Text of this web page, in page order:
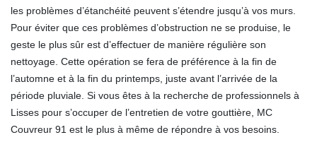
les problèmes d’étanchéité peuvent s’étendre jusqu’à vos murs.
Pour éviter que ces problèmes d’obstruction ne se produise, le
geste le plus sûr est d’effectuer de manière régulière son
nettoyage. Cette opération se fera de préférence à la fin de
l’automne et à la fin du printemps, juste avant l’arrivée de la
période pluviale. Si vous êtes à la recherche de professionnels à
Lisses pour s’occuper de l’entretien de votre gouttière, MC
Couvreur 91 est le plus à même de répondre à vos besoins.